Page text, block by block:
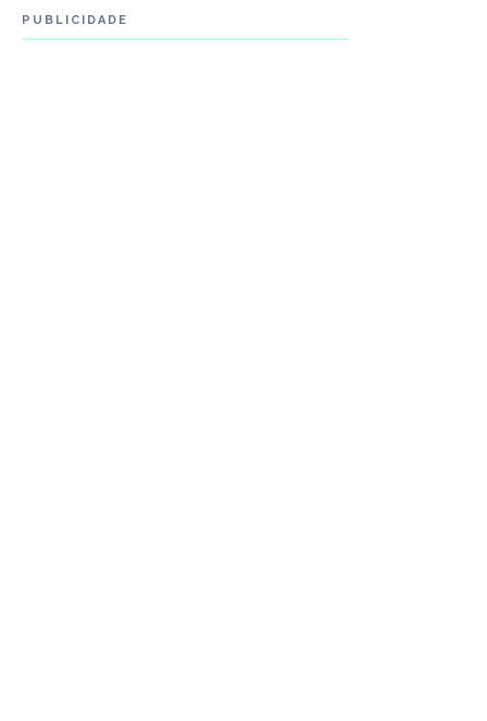
PUBLICIDADE